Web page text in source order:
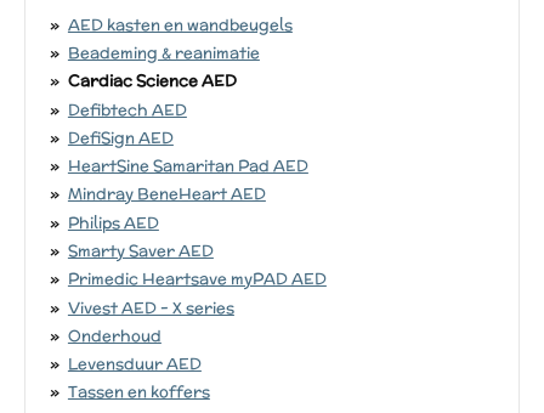
AED kasten en wandbeugels
Beademing & reanimatie
Cardiac Science AED
Defibtech AED
DefiSign AED
HeartSine Samaritan Pad AED
Mindray BeneHeart AED
Philips AED
Smarty Saver AED
Primedic Heartsave myPAD AED
Vivest AED - X series
Onderhoud
Levensduur AED
Tassen en koffers